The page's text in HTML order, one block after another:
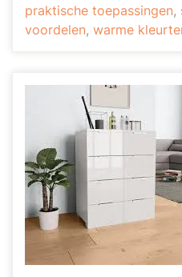
praktische toepassingen,
voordelen, warme